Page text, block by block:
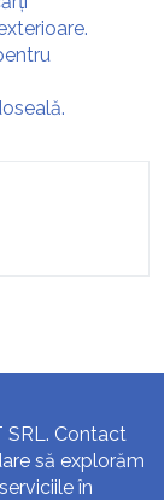
SRL. Contact
să explorăm
în